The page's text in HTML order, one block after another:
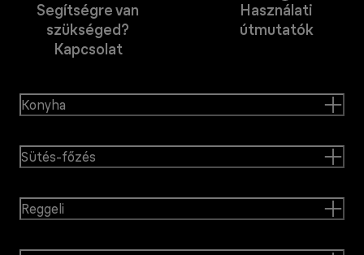
Segítségre van
szükséged?
Kapcsolat
Használati
útmutatók
Konyha
Sütés-főzés
Reggeli